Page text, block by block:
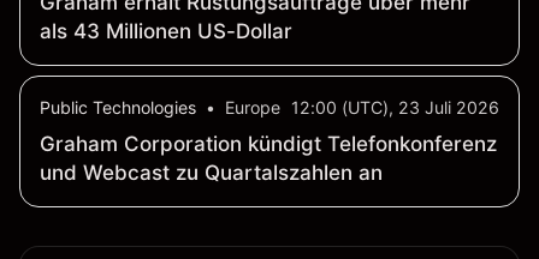
als 43 Millionen US-Dollar
Public Technologies • Europe 12:00 (UTC), 23 Juli 2026
Graham Corporation kündigt Telefonkonferenz
und Webcast zu Quartalszahlen an